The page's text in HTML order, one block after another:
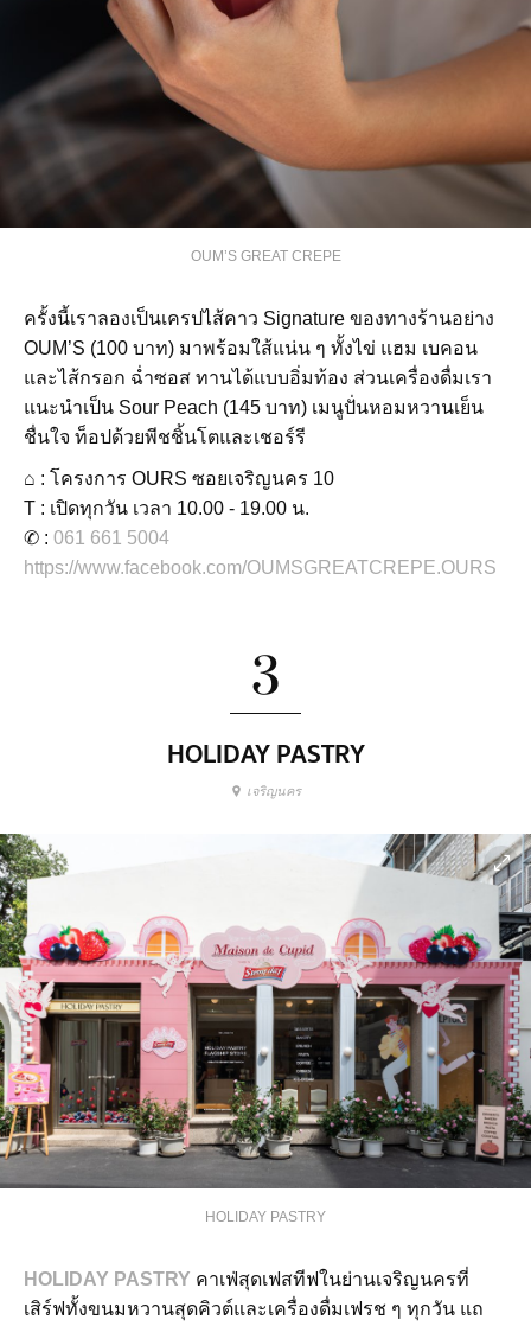
OUM’S GREAT CREPE
ครั้งนี้เราลองเป็นเครปไส้คาว Signature ของทางร้านอย่าง
OUM’S (100 บาท) มาพร้อมใส้แน่น ๆ ทั้งไข่ แฮม เบคอน
และไส้กรอก ฉ่ำซอส ทานได้แบบอิ่มท้อง ส่วนเครื่องดื่มเรา
แนะนำเป็น Sour Peach (145 บาท) เมนูปั่นหอมหวานเย็น
ชื่นใจ ท็อปด้วยพีชชิ้นโตและเชอร์รี
⌂ : โครงการ OURS ซอยเจริญนคร 10
T : เปิดทุกวัน เวลา 10.00 - 19.00 น.
✆ : 061 661 5004
https://www.facebook.com/OUMSGREATCREPE.OURS
3
HOLIDAY PASTRY
เจริญนคร
HOLIDAY PASTRY
HOLIDAY PASTRY คาเฟ่สุดเฟสทีฟในย่านเจริญนครที่
เสิร์ฟทั้งขนมหวานสุดคิวต์และเครื่องดื่มเฟรช ๆ ทุกวัน แถ